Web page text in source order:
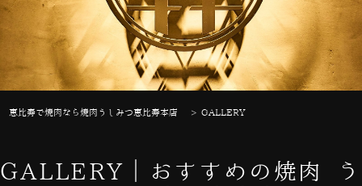
恵比寿で焼肉なら焼肉うしみつ恵比寿本店 >GALLERY
GALLERY｜おすすめの焼肉 う